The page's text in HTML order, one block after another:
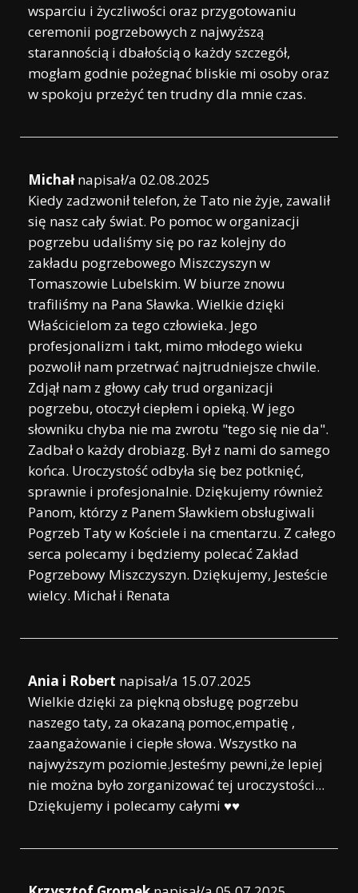
wsparciu i życzliwości oraz przygotowaniu
ceremonii pogrzebowych z najwyższą
starannością i dbałością o każdy szczegół,
mogłam godnie pożegnać bliskie mi osoby oraz
w spokoju przeżyć ten trudny dla mnie czas.
Michałnapisał/a 02.08.2025
Kiedy zadzwonił telefon, że Tato nie żyje, zawalił
się nasz cały świat. Po pomoc w organizacji
pogrzebu udaliśmy się po raz kolejny do
zakładu pogrzebowego Miszczyszyn w
Tomaszowie Lubelskim. W biurze znowu
trafiliśmy na Pana Sławka. Wielkie dzięki
Właścicielom za tego człowieka. Jego
profesjonalizm i takt, mimo młodego wieku
pozwolił nam przetrwać najtrudniejsze chwile.
Zdjął nam z głowy cały trud organizacji
pogrzebu, otoczył ciepłem i opieką. W jego
słowniku chyba nie ma zwrotu "tego się nie da".
Zadbał o każdy drobiazg. Był z nami do samego
końca. Uroczystość odbyła się bez potknięć,
sprawnie i profesjonalnie. Dziękujemy również
Panom, którzy z Panem Sławkiem obsługiwali
Pogrzeb Taty w Kościele i na cmentarzu. Z całego
serca polecamy i będziemy polecać Zakład
Pogrzebowy Miszczyszyn. Dziękujemy, Jesteście
wielcy. Michał i Renata
Ania i Robert napisał/a 15.07.2025
Wielkie dzięki za piękną obsługę pogrzebu
naszego taty, za okazaną pomoc,empatię ,
zaangażowanie i ciepłe słowa. Wszystko na
najwyższym poziomie.Jesteśmy pewni,że lepiej
nie można było zorganizować tej uroczystości...
Dziękujemy i polecamy całymi ♥️♥️